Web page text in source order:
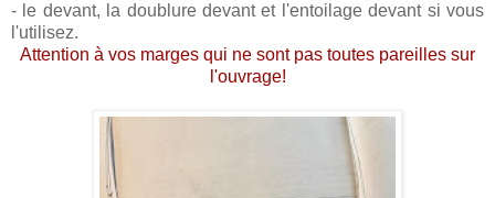
- le devant, la doublure devant et l'entoilage devant si vous
l'utilisez.
Attention à vos marges qui ne sont pas toutes pareilles sur
l'ouvrage!